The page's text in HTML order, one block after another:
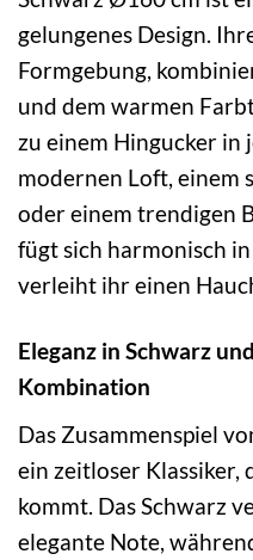
gelungenes Design.
Formgebung,
und dem warmen
zu einem Hingucker in
modernen Loft, einem
oder einem trendigen
fügt sich harmonisch
verleiht ihr einen
Eleganz in Schwarz
Kombination
Das Zusammenspiel
ein zeitloser Klassiker,
kommt. Das Schwarz
elegante Note,